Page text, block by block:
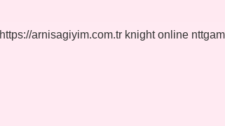
https://arnisagiyim.com.tr knight online